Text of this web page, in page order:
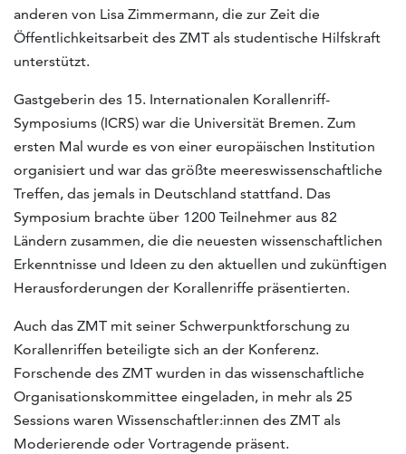
anderen von Lisa Zimmermann, die zur Zeit die
Öffentlichkeitsarbeit des ZMT als studentische Hilfskraft
unterstützt.
Gastgeberin des 15. Internationalen Korallenriff-
Symposiums (ICRS) war die Universität Bremen. Zum
ersten Mal wurde es von einer europäischen Institution
organisiert und war das größte meereswissenschaftliche
Treffen, das jemals in Deutschland stattfand. Das
Symposium brachte über 1200 Teilnehmer aus 82
Ländern zusammen, die die neuesten wissenschaftlichen
Erkenntnisse und Ideen zu den aktuellen und zukünftigen
Herausforderungen der Korallenriffe präsentierten.
Auch das ZMT mit seiner Schwerpunktforschung zu
Korallenriffen beteiligte sich an der Konferenz.
Forschende des ZMT wurden in das wissenschaftliche
Organisationskommittee eingeladen, in mehr als 25
Sessions waren Wissenschaftler:innen des ZMT als
Moderierende oder Vortragende präsent.